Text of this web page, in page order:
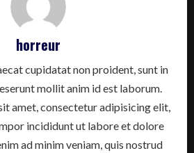
horreur
cupidatat non proident, sunt in
mollit anim id est laborum.
amet, consectetur adipisicing elit,
incididunt ut labore et dolore
ad minim veniam, quis nostrud